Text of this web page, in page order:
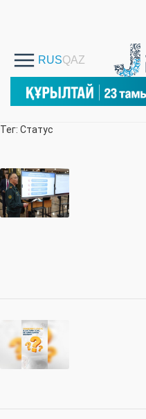
Тег: Статус